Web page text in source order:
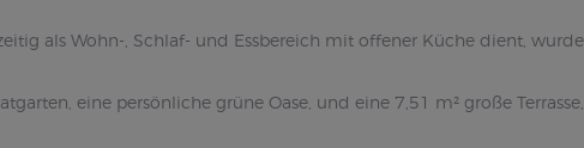
als Wohn-, Schlaf- und Essbereich mit offener Küche dient,
eine persönliche grüne Oase, und eine 7,51 m² große